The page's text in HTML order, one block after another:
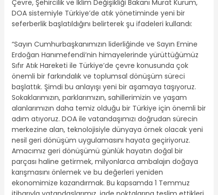
Çevre, Şehircilik ve İklim Değişikliği Bakanı Murat Kurum,
DOA sistemiyle Türkiye’de atık yönetiminde yeni bir
seferberlik başlatıldığını belirterek şu ifadeleri kullandı:
“Sayın Cumhurbaşkanımızın liderliğinde ve Sayın Emine
Erdoğan Hanımefendi’nin himayelerinde yürüttüğümüz
Sıfır Atık Hareketi ile Türkiye’de çevre konusunda çok
önemli bir farkındalık ve toplumsal dönüşüm süreci
başlattık. Şimdi bu anlayışı yeni bir aşamaya taşıyoruz.
Sokaklarımızın, parklarımızın, sahillerimizin ve yaşam
alanlarımızın daha temiz olduğu bir Türkiye için önemli bir
adım atıyoruz. DOA ile vatandaşımızı doğrudan sürecin
merkezine alan, teknolojisiyle dünyaya örnek olacak yeni
nesil geri dönüşüm uygulamasını hayata geçiriyoruz.
Amacımız geri dönüşümü günlük hayatın doğal bir
parçası haline getirmek, milyonlarca ambalajın doğaya
karışmasını önlemek ve bu değerleri yeniden
ekonomimize kazandırmak. Bu kapsamda 1 Temmuz